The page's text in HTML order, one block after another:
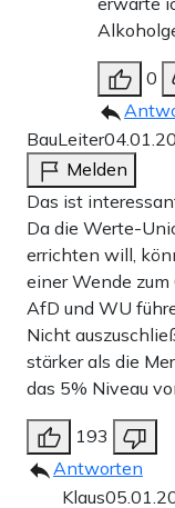
0
BauLeiter
Melden
Das ist
Da die Werte-
errichten will,
einer Wende zum
AfD und WU
Nicht
stärker als die
das 5% Niveau
193
Antworten
Klaus